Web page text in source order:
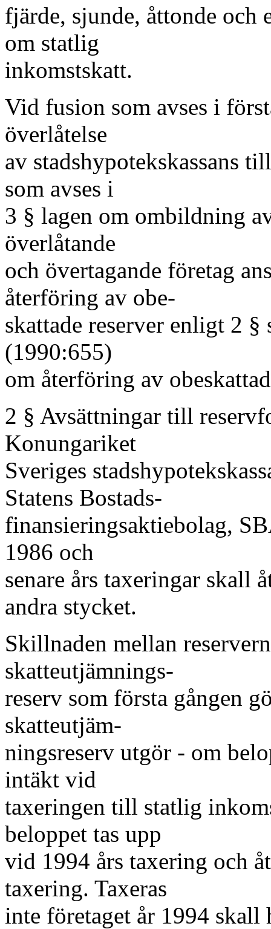
fjärde, sjunde, åttonde och
om statlig
inkomstskatt.
Vid fusion som avses i
överlåtelse
av stadshypotekskassans
som avses i
3 § lagen om ombildning
överlåtande
och övertagande företag
återföring av obe-
skattade reserver enligt 2
(1990:655)
om återföring av
2 § Avsättningar till
Konungariket
Sveriges
Statens Bostads-
finansieringsaktiebolag,
1986 och
senare års taxeringar skall
andra stycket.
Skillnaden mellan
skatteutjämnings-
reserv som första gången
skatteutjäm-
ningsreserv utgör - om
intäkt vid
taxeringen till statlig
beloppet tas upp
vid 1994 års taxering och
taxering. Taxeras
inte företaget år 1994 skall